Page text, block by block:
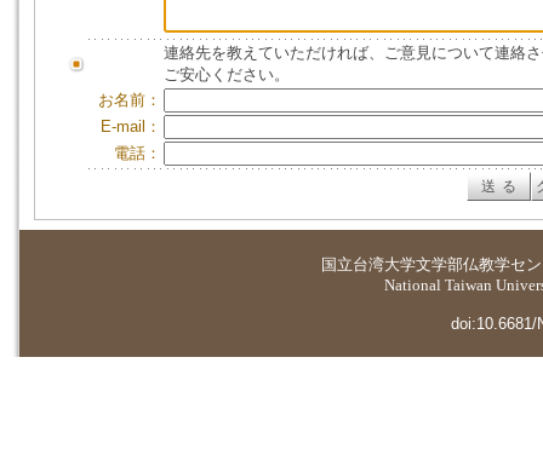
連絡先を教えていただければ、ご意見について連絡
ご安心ください。
お名前：
E-mail：
電話：
国立台湾大学文学部仏教学セ
National Taiwan
doi:10.6681/